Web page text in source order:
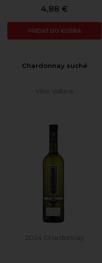
4,88 €
PRIDAŤ DO KOŠÍKA
Chardonnay suché
Víno Valtice
2024 Chardonnay